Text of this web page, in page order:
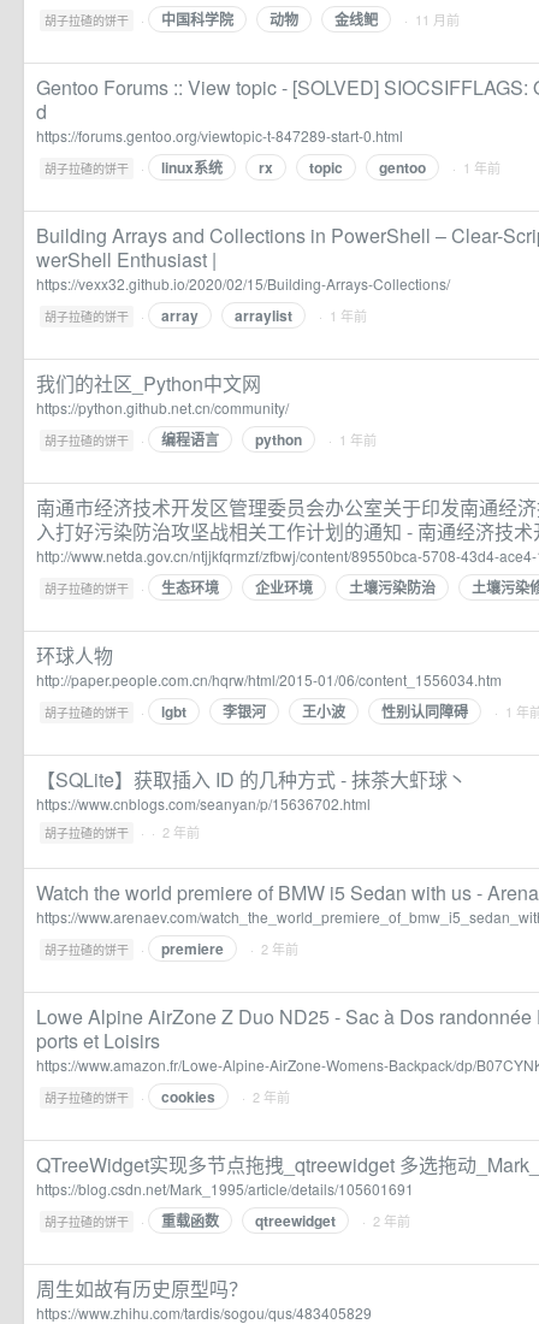
胡子拉碴的饼干 · 中国科学院 动物 金线鲃 · 11 月前
Gentoo Forums :: View topic - [SOLVED] SIOCSIFFLAGS:
d
https://forums.gentoo.org/viewtopic-t-847289-start-0.html
胡子拉碴的饼干 · linux系统 rx topic gentoo · 1 年前
Building Arrays and Collections in PowerShell – Clear-
werShell Enthusiast |
https://vexx32.github.io/2020/02/15/Building-Arrays-Collections/
胡子拉碴的饼干 · array arraylist · 1 年前
我们的社区_Python中文网
https://python.github.net.cn/community/
胡子拉碴的饼干 · 编程语言 python · 1 年前
南通市经济技术开发区管理委员会办公室关于印发南通经
入打好污染防治攻坚战相关工作计划的通知 - 南通经济技
http://www.netda.gov.cn/ntjjkfqrmzf/zfbwj/content/89550bca-5708-43d4-
胡子拉碴的饼干 · 生态环境 企业环境 土壤污染防治 土壤污染
环球人物
http://paper.people.com.cn/hqrw/html/2015-01/06/content_1556034.htm
胡子拉碴的饼干 · lgbt 李银河 王小波 性别认同障碍 · 1 年
【SQLite】获取插入 ID 的几种方式 - 抹茶大虾球丶
https://www.cnblogs.com/seanyan/p/15636702.html
胡子拉碴的饼干 · · 2 年前
Watch the world premiere of BMW i5 Sedan with us -
https://www.arenaev.com/
胡子拉碴的饼干 · premiere · 2 年前
Lowe Alpine AirZone Z Duo ND25 - Sac à Dos randonnée
ports et Loisirs
https://www.amazon.fr/Lowe-Alpine-AirZone-Womens-Backpack/dp/
胡子拉碴的饼干 · cookies · 2 年前
QTreeWidget实现多节点拖拽_qtreewidget 多选拖动
https://blog.csdn.net/Mark_1995/article/details/105601691
胡子拉碴的饼干 · 重载函数 qtreewidget · 2 年前
周生如故有历史原型吗？
https://www.zhihu.com/tardis/sogou/qus/483405829